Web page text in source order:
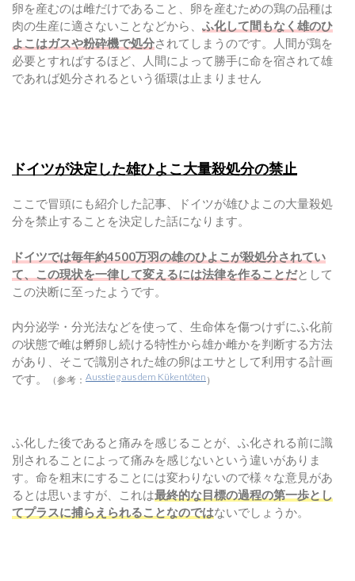
卵を産むのは雌だけであること、卵を産むための鶏の品種は
肉の生産に適さないことなどから、 ふ化して間もなく雄のひ
よこはガスや粉砕機で処分されてしまうのです。人間が鶏を
必要とすればするほど、人間によって勝手に命を宿されて雄
であれば処分されるという循環は止まりません
ドイツが決定した雄ひよこ大量殺処分の禁止
ここで冒頭にも紹介した記事、ドイツが雄ひよこの大量殺処
分を禁止することを決定した話になります。
ドイツでは毎年約4500万羽の雄のひよこが殺処分されてい
て、この現状を一律して変えるには法律を作ることだとして
この決断に至ったようです。
内分泌学・分光法などを使って、生命体を傷つけずにふ化前
の状態で雌は孵卵し続ける特性から雄か雌かを判断する方法
があり、そこで識別された雄の卵はエサとして利用する計画
です。
（参考： Ausstieg aus dem Kükentöten ）
ふ化した後であると痛みを感じることが、ふ化される前に識
別されることによって痛みを感じないという違いがありま
す。命を粗末にすることには変わりないので様々な意見があ
るとは思いますが、これは最終的な目標の過程の第一歩とし
てプラスに捕らえられることなのではないでしょうか。